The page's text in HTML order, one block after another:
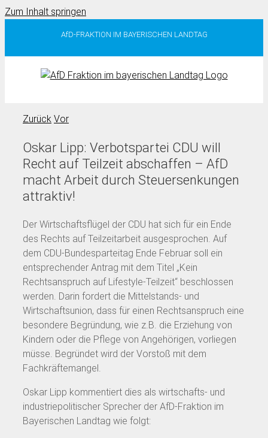
Zum Inhalt springen
AfD-FRAKTION IM BAYERISCHEN LANDTAG
Zurück Vor
Oskar Lipp: Verbotspartei CDU will
Recht auf Teilzeit abschaffen – AfD
macht Arbeit durch Steuersenkungen
attraktiv!
Der Wirtschaftsflügel der CDU hat sich für ein Ende
des Rechts auf Teilzeitarbeit ausgesprochen. Auf
dem CDU-Bundesparteitag Ende Februar soll ein
entsprechender Antrag mit dem Titel „Kein
Rechtsanspruch auf Lifestyle-Teilzeit“ beschlossen
werden. Darin fordert die Mittelstands- und
Wirtschaftsunion, dass für einen Rechtsanspruch eine
besondere Begründung, wie z.B. die Erziehung von
Kindern oder die Pflege von Angehörigen, vorliegen
müsse. Begründet wird der Vorstoß mit dem
Fachkräftemangel.
Oskar Lipp kommentiert dies als wirtschafts- und
industriepolitischer Sprecher der AfD-Fraktion im
Bayerischen Landtag wie folgt: